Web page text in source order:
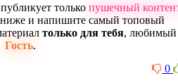
только пушечный
и напишите самый топовый
только для тебя, любимый
Гость.
0